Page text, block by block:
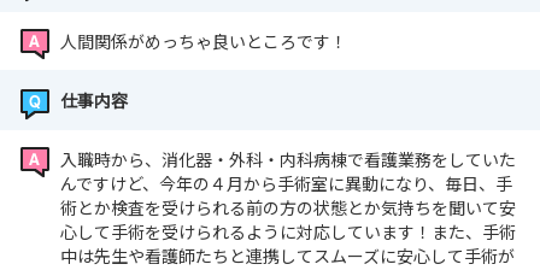
人間関係がめっちゃ良いところです！
仕事内容
入職時から、消化器・外科・内科病棟で看護業務をしていた
んですけど、今年の４月から手術室に異動になり、毎日、手
術とか検査を受けられる前の方の状態とか気持ちを聞いて安
心して手術を受けられるように対応しています！また、手術
中は先生や看護師たちと連携してスムーズに安心して手術が